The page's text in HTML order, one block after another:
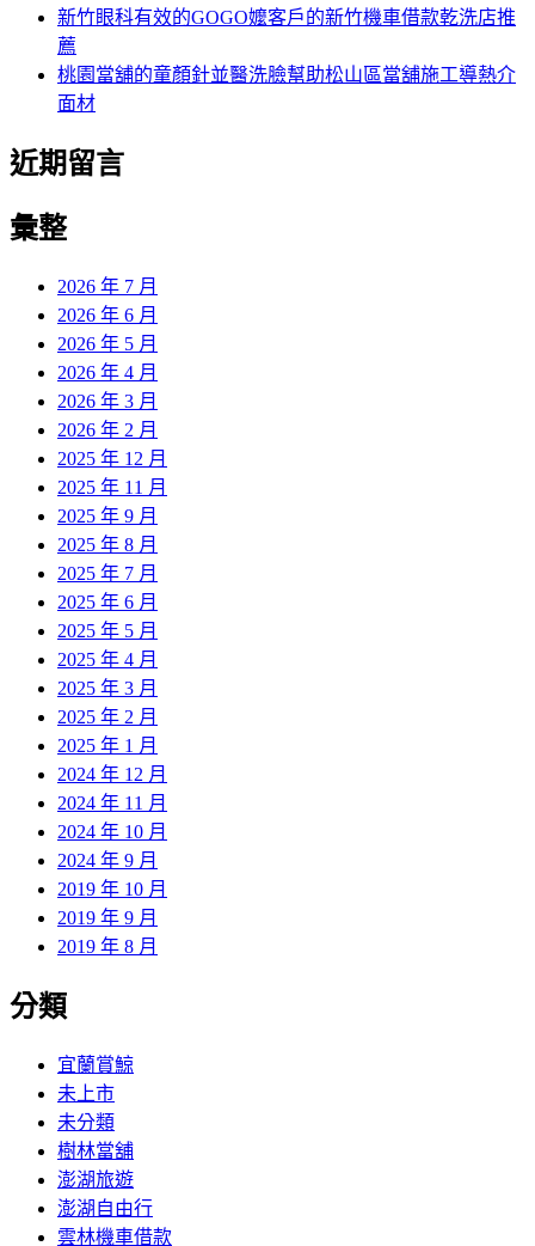
新竹眼科有效的GOGO嬤客戶的新竹機車借款乾洗店推
薦
桃園當舖的童顏針並醫洗臉幫助松山區當舖施工導熱介
面材
近期留言
彙整
2026 年 7 月
2026 年 6 月
2026 年 5 月
2026 年 4 月
2026 年 3 月
2026 年 2 月
2025 年 12 月
2025 年 11 月
2025 年 9 月
2025 年 8 月
2025 年 7 月
2025 年 6 月
2025 年 5 月
2025 年 4 月
2025 年 3 月
2025 年 2 月
2025 年 1 月
2024 年 12 月
2024 年 11 月
2024 年 10 月
2024 年 9 月
2019 年 10 月
2019 年 9 月
2019 年 8 月
分類
宜蘭賞鯨
未上市
未分類
樹林當舖
澎湖旅遊
澎湖自由行
雲林機車借款